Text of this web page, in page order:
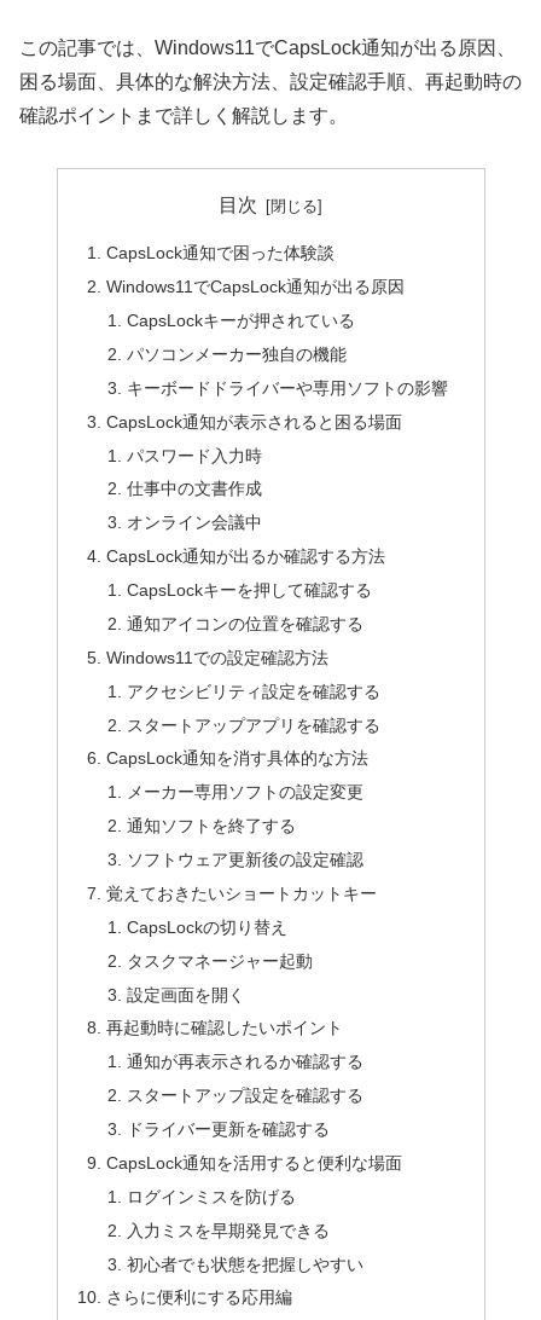
この記事では、Windows11でCapsLock通知が出る原因、
困る場面、具体的な解決方法、設定確認手順、再起動時の
確認ポイントまで詳しく解説します。
目次
CapsLock通知で困った体験談
Windows11でCapsLock通知が出る原因
CapsLockキーが押されている
パソコンメーカー独自の機能
キーボードドライバーや専用ソフトの影響
CapsLock通知が表示されると困る場面
パスワード入力時
仕事中の文書作成
オンライン会議中
CapsLock通知が出るか確認する方法
CapsLockキーを押して確認する
通知アイコンの位置を確認する
Windows11での設定確認方法
アクセシビリティ設定を確認する
スタートアップアプリを確認する
CapsLock通知を消す具体的な方法
メーカー専用ソフトの設定変更
通知ソフトを終了する
ソフトウェア更新後の設定確認
覚えておきたいショートカットキー
CapsLockの切り替え
タスクマネージャー起動
設定画面を開く
再起動時に確認したいポイント
通知が再表示されるか確認する
スタートアップ設定を確認する
ドライバー更新を確認する
CapsLock通知を活用すると便利な場面
ログインミスを防げる
入力ミスを早期発見できる
初心者でも状態を把握しやすい
さらに便利にする応用編